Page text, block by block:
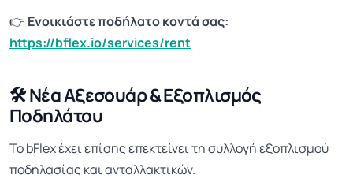
👉 Ενοικιάστε ποδήλατο κοντά σας:
https://bflex.io/services/rent
🛠️ Νέα Αξεσουάρ & Εξοπλισμός
Ποδηλάτου
Το bFlex έχει επίσης επεκτείνει τη συλλογή εξοπλισμού
ποδηλασίας και ανταλλακτικών.